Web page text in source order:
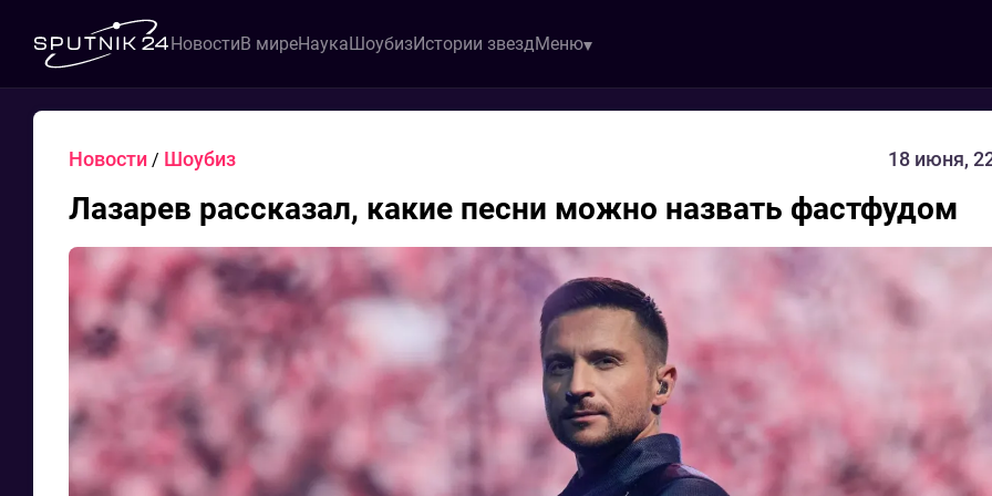
НовостиВ миреНаукаШоубизИстории звездМеню
Новости / Шоубиз 18 июня,
Лазарев рассказал, какие песни можно назвать фастфудом